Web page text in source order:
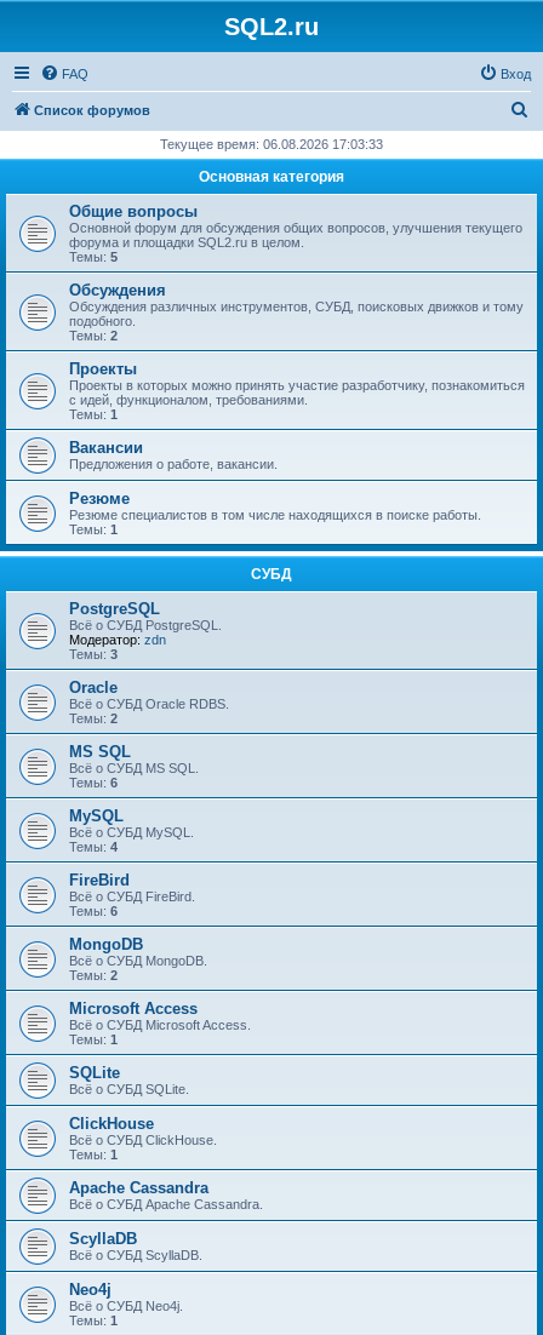
SQL2.ru
FAQ Вход
Список форумов
с
Текущее время: 06.08.2026 17:03:33
Основная категория
Общие вопросы
Основной форум для обсуждения общих вопросов, улучшения текущего
форума и площадки SQL2.ru в целом.
Темы: 5
Обсуждения
Обсуждения различных инструментов, СУБД, поисковых движков и тому
подобного.
Темы: 2
Проекты
Проекты в которых можно принять участие разработчику, познакомиться
с идей, функционалом, требованиями.
Темы: 1
Вакансии
Предложения о работе, вакансии.
Резюме
Резюме специалистов в том числе находящихся в поиске работы.
Темы: 1
СУБД
PostgreSQL
Всё о СУБД PostgreSQL.
Модератор: zdn
Темы: 3
Oracle
Всё о СУБД Oracle RDBS.
Темы: 2
MS SQL
Всё о СУБД MS SQL.
Темы: 6
MySQL
Всё о СУБД MySQL.
Темы: 4
FireBird
Всё о СУБД FireBird.
Темы: 6
MongoDB
Всё о СУБД MongoDB.
Темы: 2
Microsoft Access
Всё о СУБД Microsoft Access.
Темы: 1
SQLite
Всё о СУБД SQLite.
ClickHouse
Всё о СУБД ClickHouse.
Темы: 1
Apache Cassandra
Всё о СУБД Apache Cassandra.
ScyllaDB
Всё о СУБД ScyllaDB.
Neo4j
Всё о СУБД Neo4j.
Темы: 1